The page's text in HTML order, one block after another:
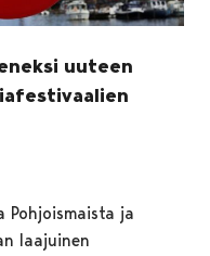
uuteen
Pohjoismaista ja
laajuinen